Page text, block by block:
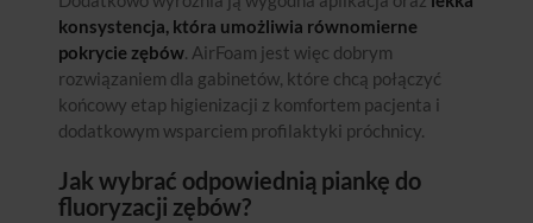
konsystencja, która umożliwia równomierne
pokrycie zębów. AirFoam jest więc dobrym
rozwiązaniem dla gabinetów, które chcą połączyć
końcowy etap higienizacji z komfortem pacjenta i
dodatkowym wsparciem profilaktyki próchnicy.
Jak wybrać odpowiednią piankę do
fluoryzacji zębów?